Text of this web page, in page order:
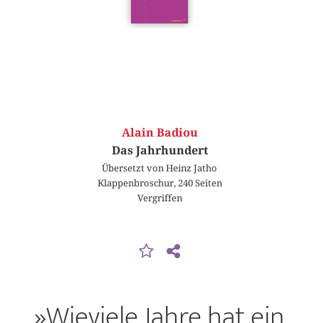
Alain Badiou
Das Jahrhundert
Übersetzt von Heinz Jatho
Klappenbroschur, 240 Seiten
Vergriffen